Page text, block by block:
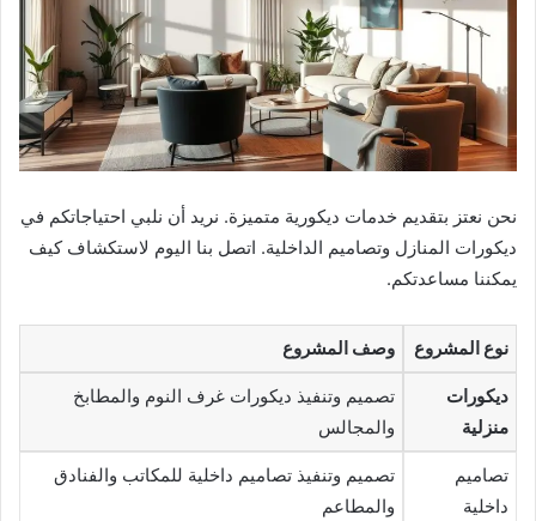
نحن نعتز بتقديم خدمات ديكورية متميزة. نريد أن نلبي احتياجاتكم في
ديكورات المنازل وتصاميم الداخلية. اتصل بنا اليوم لاستكشاف كيف
يمكننا مساعدتكم.
نوع المشروع وصف المشروع
ديكورات
منزلية
تصميم وتنفيذ ديكورات غرف النوم والمطابخ
والمجالس
تصاميم
داخلية
تصميم وتنفيذ تصاميم داخلية للمكاتب والفنادق
والمطاعم